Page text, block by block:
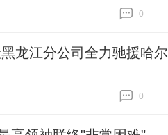
0
龙江分公司全力驰援哈尔
0